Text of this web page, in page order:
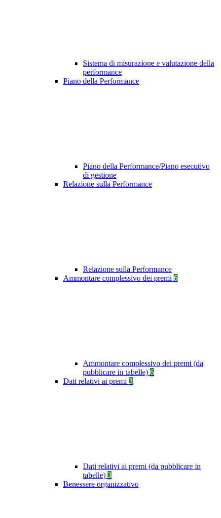
Sistema di misurazione e valutazione della
performance
Piano della Performance
Piano della Performance/Piano esecutivo
di gestione
Relazione sulla Performance
Relazione sulla Performance
Ammontare complessivo dei premi 6
Ammontare complessivo dei premi (da
pubblicare in tabelle) 6
Dati relativi ai premi 3
Dati relativi ai premi (da pubblicare in
tabelle) 3
Benessere organizzativo